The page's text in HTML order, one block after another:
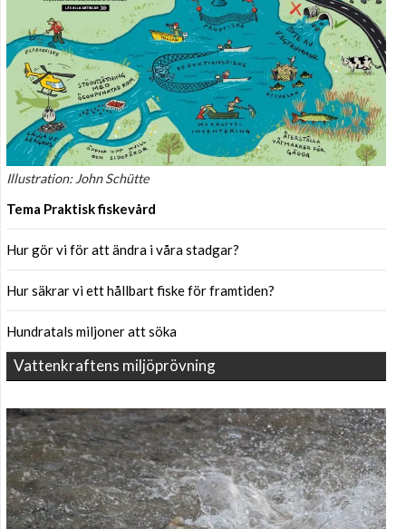
Illustration: John Schütte
Tema Praktisk fiskevård
Hur gör vi för att ändra i våra stadgar?
Hur säkrar vi ett hållbart fiske för framtiden?
Hundratals miljoner att söka
Vattenkraftens miljöprövning